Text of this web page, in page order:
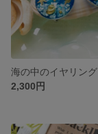
海の中のイヤリング
2,300円